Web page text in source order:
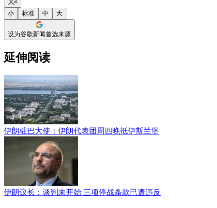
小 标准 中 大
设为谷歌新闻首选来源
延伸阅读
伊朗驻巴大使：伊朗代表团周四晚抵伊斯兰堡
伊朗议长：谈判未开始 三项停战条款已遭违反